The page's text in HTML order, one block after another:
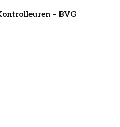
– BVG